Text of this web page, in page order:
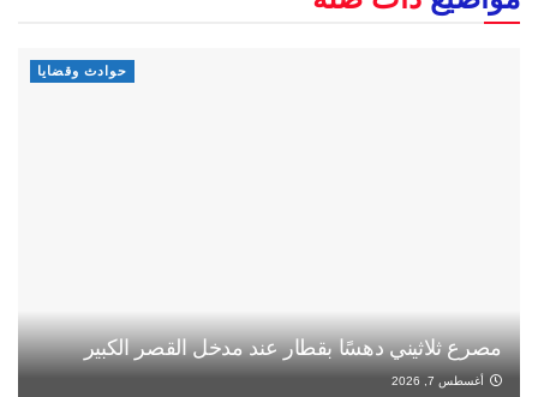
حوادث وقضايا
مصرع ثلاثيني دهسًا بقطار عند مدخل القصر الكبير
أغسطس 7, 2026